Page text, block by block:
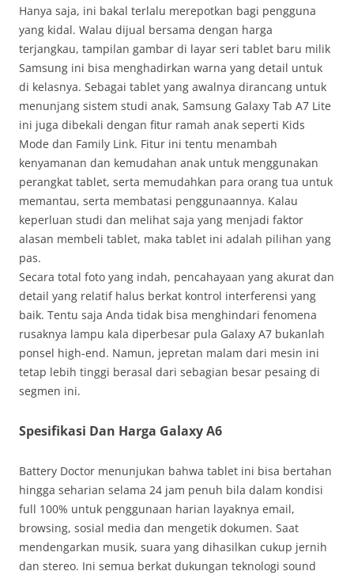
Hanya saja, ini bakal terlalu merepotkan bagi pengguna
yang kidal. Walau dijual bersama dengan harga
terjangkau, tampilan gambar di layar seri tablet baru milik
Samsung ini bisa menghadirkan warna yang detail untuk
di kelasnya. Sebagai tablet yang awalnya dirancang untuk
menunjang sistem studi anak, Samsung Galaxy Tab A7 Lite
ini juga dibekali dengan fitur ramah anak seperti Kids
Mode dan Family Link. Fitur ini tentu menambah
kenyamanan dan kemudahan anak untuk menggunakan
perangkat tablet, serta memudahkan para orang tua untuk
memantau, serta membatasi penggunaannya. Kalau
keperluan studi dan melihat saja yang menjadi faktor
alasan membeli tablet, maka tablet ini adalah pilihan yang
pas.
Secara total foto yang indah, pencahayaan yang akurat dan
detail yang relatif halus berkat kontrol interferensi yang
baik. Tentu saja Anda tidak bisa menghindari fenomena
rusaknya lampu kala diperbesar pula Galaxy A7 bukanlah
ponsel high-end. Namun, jepretan malam dari mesin ini
tetap lebih tinggi berasal dari sebagian besar pesaing di
segmen ini.
Spesifikasi Dan Harga Galaxy A6
Battery Doctor menunjukan bahwa tablet ini bisa bertahan
hingga seharian selama 24 jam penuh bila dalam kondisi
full 100% untuk penggunaan harian layaknya email,
browsing, sosial media dan mengetik dokumen. Saat
mendengarkan musik, suara yang dihasilkan cukup jernih
dan stereo. Ini semua berkat dukungan teknologi sound